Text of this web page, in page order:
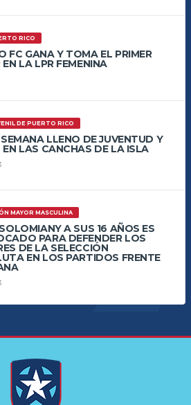
RICO
FC GANA Y TOMA EL PRIMER
EN LA LPR FEMENINA
DE PUERTO RICO
LLENO DE JUVENTUD Y
EN LAS CANCHAS DE LA ISLA
MAYOR MASCULINA
A SUS 16 AÑOS ES
PARA DEFENDER LOS
DE LA SELECCIÓN
EN LOS PARTIDOS FRENTE